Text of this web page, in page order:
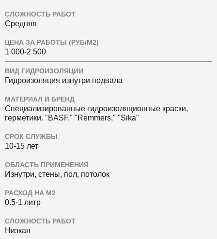
СЛОЖНОСТЬ РАБОТ
Средняя
ЦЕНА ЗА РАБОТЫ (РУБ/М2)
1 000-2 500
ВИД ГИДРОИЗОЛЯЦИИ
Гидроизоляция изнутри подвала
МАТЕРИАЛ И БРЕНД
Специализированные гидроизоляционные краски,
герметики. "BASF," "Remmers," "Sika"
СРОК СЛУЖБЫ
10-15 лет
ОБЛАСТЬ ПРИМЕНЕНИЯ
Изнутри, стены, пол, потолок
РАСХОД НА М2
0.5-1 литр
СЛОЖНОСТЬ РАБОТ
Низкая